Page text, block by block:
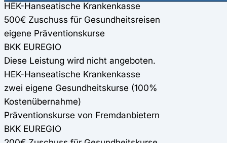
HEK-Hanseatische Krankenkasse
500€ Zuschuss für Gesundheitsreisen
eigene Präventionskurse
BKK EUREGIO
Diese Leistung wird nicht angeboten.
HEK-Hanseatische Krankenkasse
zwei eigene Gesundheitskurse (100%
Kostenübernahme)
Präventionskurse von Fremdanbietern
BKK EUREGIO